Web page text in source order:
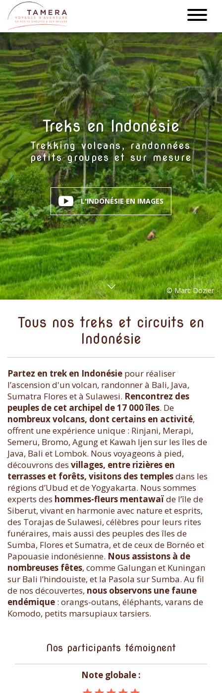
Aller
au
contenu
principal
Treks en Indonésie
Trekking volcans, randonnées
petits groupes et sur mesure
L'INDONÉSIE EN IMAGES
Tous nos treks et circuits en
Indonésie
Partez en trek en Indonésie pour réaliser
l’ascension d'un volcan, randonner à Bali, Java,
Sumatra Flores et à Sulawesi. Rencontrez des
peuples de cet archipel de 17 000 îles. De
nombreux volcans, dont certains en activité,
offrent une expérience unique : Rinjani, Merapi,
Semeru, Bromo, Agung et Kawah Ijen sur les îles de
Java, Bali et Lombok. Nous voyageons à pied,
découvrons des villages, entre rizières en
terrasses et forêts, visitons des templesdans les
régions d’Ubud et de Yogyakarta. Nous sommes
experts des hommes-fleurs mentawaïde l’île de
Siberut, vivant en harmonie avec nature et esprits,
des Torajas de Sulawesi, célèbres pour leurs rites
funéraires, mais aussi des peuples des îles de
Sumba, Flores et Sumatra, et de ceux de Bornéo et
Papouasie indonésienne. Nous assistons à de
nombreuses fêtes, comme Galungan et Kuningan
sur Bali l’hindouiste, et la Pasola sur Sumba. Au fil
de nos découvertes, nous observons une faune
endémique : orangs-outans, éléphants, varans de
Komodo, petits marsupiaux tarsiers.
Nos participants témoignent
Note globale :